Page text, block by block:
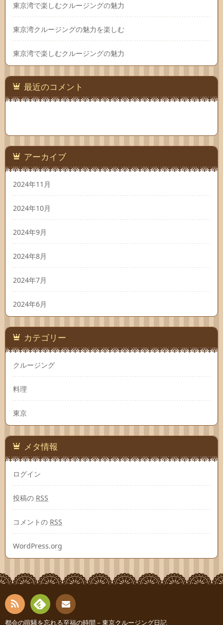
東京湾で楽しむクルージングの魅力
東京湾クルージングの魅力を楽しむ
東京湾で楽しむクルージングの魅力
最近のコメント
アーカイブ
2024年11月
2024年10月
2024年9月
2024年8月
2024年7月
2024年6月
カテゴリー
クルージング
料理
東京
メタ情報
ログイン
投稿の RSS
コメントの RSS
WordPress.org
都会の喧騒を忘れる至福の時間－東京クルージング日記